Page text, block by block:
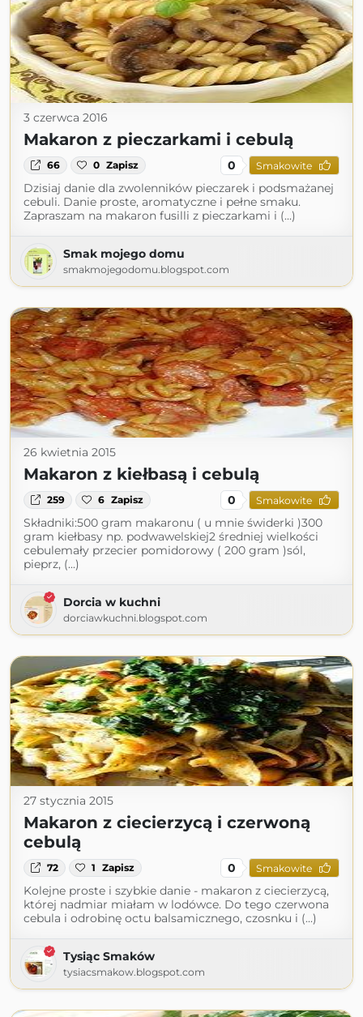
3 czerwca 2016
Makaron z pieczarkami i cebulą
66 0 Zapisz 0 Smakowite
Dzisiaj danie dla zwolenników pieczarek i podsmażanej
cebuli. Danie proste, aromatyczne i pełne smaku.
Zapraszam na makaron fusilli z pieczarkami i (...)
Smak mojego domu
smakmojegodomu.blogspot.com
26 kwietnia 2015
Makaron z kiełbasą i cebulą
259 6 Zapisz 0 Smakowite
Składniki:500 gram makaronu ( u mnie świderki )300
gram kiełbasy np. podwawelskiej2 średniej wielkości
cebulemały przecier pomidorowy ( 200 gram )sól,
pieprz, (...)
Dorcia w kuchni
dorciawkuchni.blogspot.com
27 stycznia 2015
Makaron z ciecierzycą i czerwoną
cebulą
72 1 Zapisz 0 Smakowite
Kolejne proste i szybkie danie - makaron z ciecierzycą,
której nadmiar miałam w lodówce. Do tego czerwona
cebula i odrobinę octu balsamicznego, czosnku i (...)
Tysiąc Smaków
tysiacsmakow.blogspot.com